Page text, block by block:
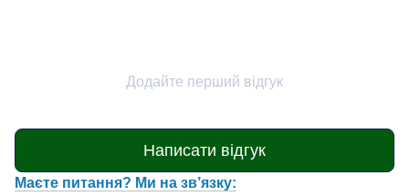
Додайте перший відгук
Написати відгук
Маєте питання? Ми на зв’язку: